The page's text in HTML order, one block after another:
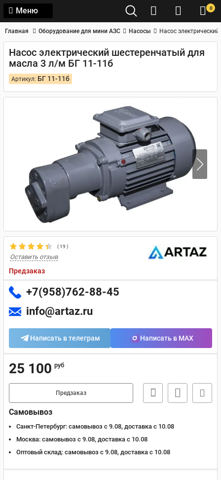
Меню 0
Главная Оборудование для мини АЗС Насосы Насос
Насос электрический шестеренчатый для
масла 3 л/м БГ 11-11б
Артикул: БГ 11-11б
(19 )
Оставить отзыв
Предзаказ
+7(958)762-88-45
info@artaz.ru
Написать в телеграм Написать в MAX
25 100 руб
Предзаказ
Самовывоз
Санкт-Петербург: самовывоз с 9.08, доставка c 10.08
Москва: самовывоз с 9.08, доставка c 10.08
Оптовый склад: самовывоз с 9.08, доставка c 10.08